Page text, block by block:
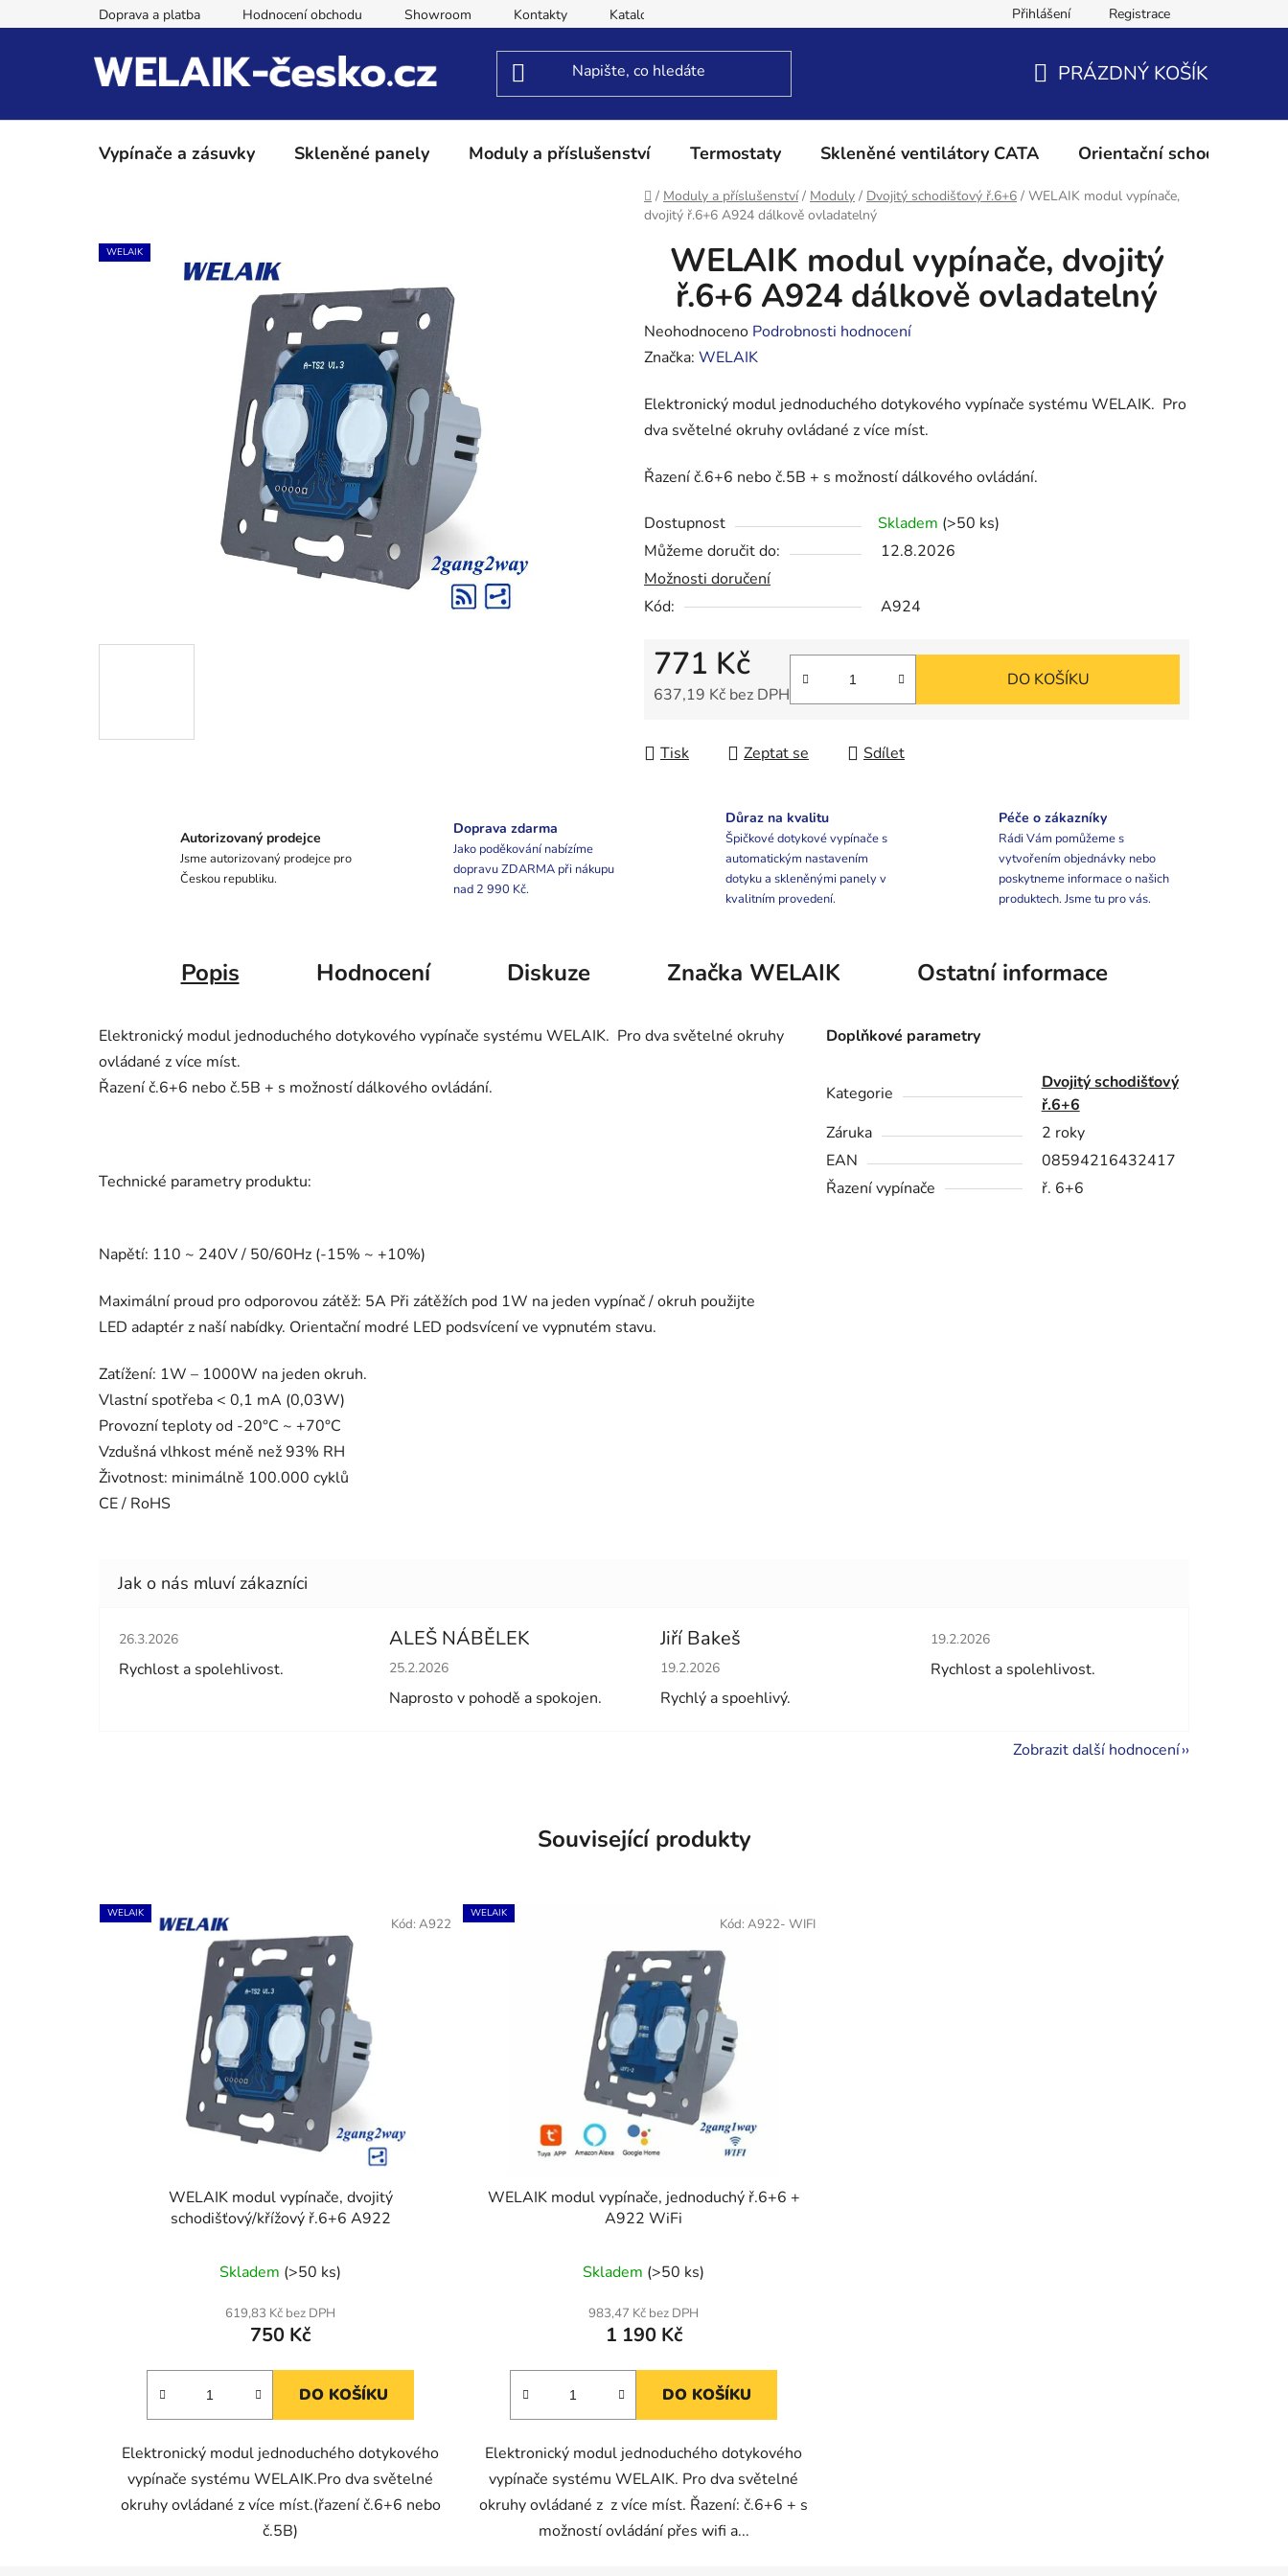
na
Doprava a platba Hodnocení obchodu Showroom Kontakty Katalog Podmínky ochrany osobních údajů Reklamační řád
Přihlášení Registrace
KOŠÍK
PRÁZDNÝ KOŠÍK
Vypínače a zásuvky Skleněné panely Moduly a příslušenství Termostaty Skleněné ventilátory CATA Orientační schodišťové
Domů
/ Moduly a příslušenství / Moduly / Dvojitý schodišťový ř.6+6 / WELAIK modul vypínače,
dvojitý ř.6+6 A924 dálkově ovladatelný
WELAIK modul vypínače, dvojitý
ř.6+6 A924 dálkově ovladatelný
Průměrné
hodnocení
je
0,0
5
hvězdiček.
Neohodnoceno Podrobnosti hodnocení
Značka: WELAIK
Elektronický modul jednoduchého dotykového vypínače systému WELAIK. Pro
dva světelné okruhy ovládané z více míst.
Řazení č.6+6 nebo č.5B + s možností dálkového ovládání.
Dostupnost Skladem (>50 ks)
Můžeme doručit do:
12.8.2026
Možnosti doručení
Kód:
A924
771 Kč
637,19 Kč bez DPH
DO KOŠÍKU
Tisk Zeptat se Sdílet
WELAIK
Autorizovaný prodejce
Jsme autorizovaný prodejce pro
Českou republiku.
Doprava zdarma
Jako poděkování nabízíme
dopravu ZDARMA při nákupu
nad 2 990 Kč.
Důraz na kvalitu
Špičkové dotykové vypínače s
automatickým nastavením
dotyku a skleněnými panely v
kvalitním provedení.
Péče o zákazníky
Rádi Vám pomůžeme s
vytvořením objednávky nebo
poskytneme informace o našich
produktech. Jsme tu pro vás.
Popis Hodnocení Diskuze Značka WELAIK Ostatní informace
Elektronický modul jednoduchého dotykového vypínače systému WELAIK. Pro dva světelné okruhy
ovládané z více míst.
Řazení č.6+6 nebo č.5B + s možností dálkového ovládání.
Technické parametry produktu:
Napětí: 110 ~ 240V / 50/60Hz (-15% ~ +10%)
Maximální proud pro odporovou zátěž: 5A Při zátěžích pod 1W na jeden vypínač / okruh použijte
LED adaptér z naší nabídky. Orientační modré LED podsvícení ve vypnutém stavu.
Zatížení: 1W – 1000W na jeden okruh.
Vlastní spotřeba < 0,1 mA (0,03W)
Provozní teploty od -20°C ~ +70°C
Vzdušná vlhkost méně než 93% RH
Životnost: minimálně 100.000 cyklů
CE / RoHS
Doplňkové parametry
Kategorie
Dvojitý schodišťový
ř.6+6
Záruka
2 roky
EAN
08594216432417
Řazení vypínače
ř. 6+6
Hodnocení obchodu je 5 z 5 hvězdiček.
26.3.2026
Rychlost a spolehlivost.
ALEŠ NÁBĚLEK
Hodnocení obchodu je 5 z 5 hvězdiček.
25.2.2026
Naprosto v pohodě a spokojen.
Jiří Bakeš
Hodnocení obchodu je 5 z 5 hvězdiček.
19.2.2026
Rychlý a spoehlivý.
Hodnocení obchodu je 5 z 5 hvězdiček.
19.2.2026
Rychlost a spolehlivost.
Zobrazit další hodnocení
Související produkty
WELAIK
WELAIK modul vypínače, dvojitý
schodišťový/křížový ř.6+6 A922
Skladem (>50 ks)
619,83 Kč bez DPH
750 Kč
DO KOŠÍKU
Elektronický modul jednoduchého dotykového
vypínače systému WELAIK.Pro dva světelné
okruhy ovládané z více míst.(řazení č.6+6 nebo
č.5B)
Kód:A922
WELAIK
WELAIK modul vypínače, jednoduchý ř.6+6 +
A922 WiFi
Skladem (>50 ks)
983,47 Kč bez DPH
1 190 Kč
DO KOŠÍKU
Elektronický modul jednoduchého dotykového
vypínače systému WELAIK. Pro dva světelné
okruhy ovládané z z více míst. Řazení: č.6+6 + s
možností ovládání přes wifi a...
Kód: A922- WIFI